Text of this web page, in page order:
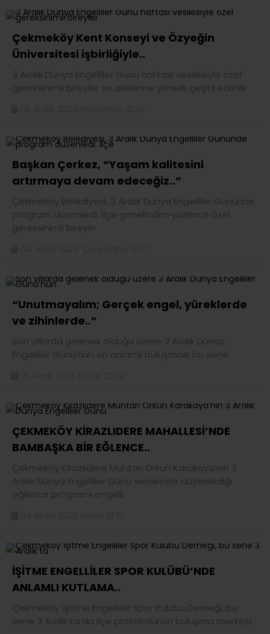
Çekmeköy Kent Konseyi ve Özyeğin
Üniversitesi işbirliğiyle..
3 Aralık Dünya Engelliler Günü haftası vesilesiyle özel
gereksinimli bireyler ve ailelerine yönelik çeşitli etkinlik
Başkan Çerkez, “Yaşam kalitesini
artırmaya devam edeceğiz..”
Çekmeköy Belediyesi, 3 Aralık Dünya Engelliler Gününde
program düzenledi. İlçe genelinden yüzlerce özel
gereksinimli bireyin
“Unutmayalım; Gerçek engel, yüreklerde
ve zihinlerde..”
Son yıllarda gelenek olduğu üzere 3 Aralık Dünya
Engelliler Günü’nün en anlamlı buluşması bu sene
ÇEKMEKÖY KİRAZLIDERE MAHALLESİ’NDE
BAMBAŞKA BİR EĞLENCE..
Çekmeköy Kirazlıdere Muhtarı Orkun Karakaya’nın 3
Aralık Dünya Engelliler Günü vesilesiyle düzenlediği
eğlence programı engelli
İŞİTME ENGELLİLER SPOR KULÜBÜ’NDE
ANLAMLI KUTLAMA..
Çekmeköy İşitme Engelliler Spor Kulübü Derneği, bu
sene 3 Aralık’ta da ilçe protokolünün buluşma merkezi